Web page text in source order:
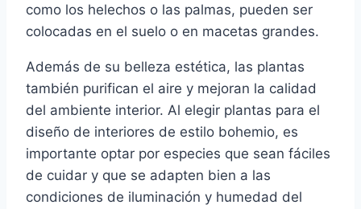
como los helechos o las palmas, pueden ser
colocadas en el suelo o en macetas grandes.
Además de su belleza estética, las plantas
también purifican el aire y mejoran la calidad
del ambiente interior. Al elegir plantas para el
diseño de interiores de estilo bohemio, es
importante optar por especies que sean fáciles
de cuidar y que se adapten bien a las
condiciones de iluminación y humedad del